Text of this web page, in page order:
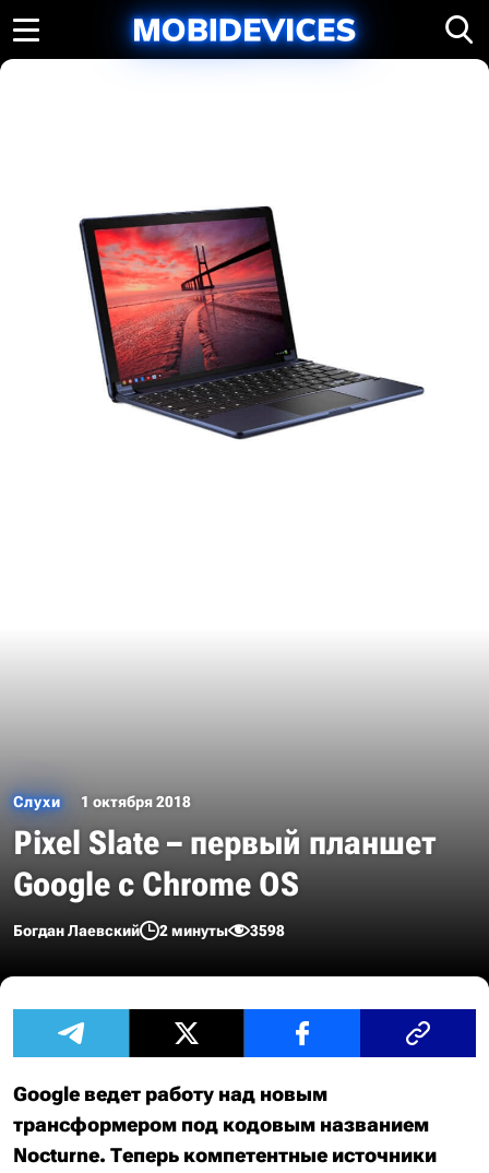
Слухи 1 октября 2018
Pixel Slate – первый планшет
Google с Chrome OS
Богдан Лаевский 2 минуты 3598
Google ведет работу над новым
трансформером под кодовым названием
Nocturne. Теперь компетентные источники